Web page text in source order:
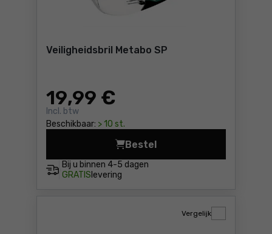
Veiligheidsbril Metabo SP
19,99 €
Incl. btw
Beschikbaar: > 10 st.
Bij u binnen 4-5 dagen
GRATIS levering
Bestel
Veiligheidsbril Metabo SP
Vergelijk